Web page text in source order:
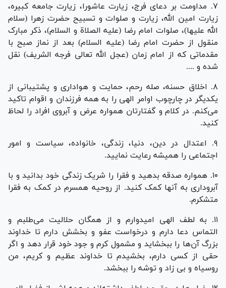
۷. مداومت بر دعای فرج، زیارت عاشورا، زیارت جامعه کبیره،
زیارت امین الله، زیارت و صلوات و تسبیح حضرت زهرا (سلام
الله علیها)، صلوات امام رضا (علیه الصلاة و السلام)، ذکر مبارک
منقول از حضرت امام رضا (علیه السلام) بعد از نماز صبح با
مقدماتی که از امام زمان (عجل الله تعالی فرجه الشریف) نقل
شده و ....
۸. اخلاق حسنه، صله رحم، حمایت و هواداری و پشتیبانی از
یکدیگر در چارچوب اوامر الهی را به همه فرزندان و اقوام تاکید
می‌کنم. در کلام و گفتارتان همواره عرض و آبروی افراد را لحاظ
کنید.
۹. اعتدال در دین، دنیا، زندگی، خانواده، سیاست و امور
اجتماعی را همیشه رعایت نمایید.
۱۰. همواره صدقه بدهید و فقرا را شریک زندگی خود بدانید و با
آبروداری به آنها کمک کنید. از روحیه همسرم در کمک به فقرا
متشکرم.
۱۱. به لطف الهی امیدوارم و از همگان حلالیت می‌طلبم و
التماس دعا دارم و درخواست عفو و بخشش دارم تا خداوند
بزرگ آن‌ها را ببخشاید و مشمول کرم و جود خود قرار دهد و اگر
حقی از کسی دارم، بخشیدم تا خداوند عظیم و کریم، من
روسیاه و بی زاد و توشه را ببخشد.